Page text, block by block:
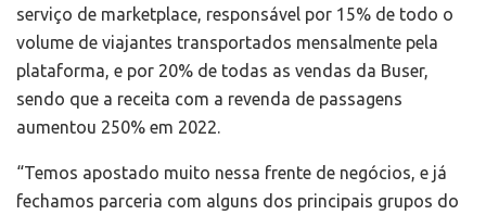
serviço de marketplace, responsável por 15% de todo o
volume de viajantes transportados mensalmente pela
plataforma, e por 20% de todas as vendas da Buser,
sendo que a receita com a revenda de passagens
aumentou 250% em 2022.
“Temos apostado muito nessa frente de negócios, e já
fechamos parceria com alguns dos principais grupos do